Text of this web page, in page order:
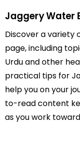
Jaggery Water
Discover a variety
page, including
Urdu and other
practical tips for
help you on your
to-read content
as you work